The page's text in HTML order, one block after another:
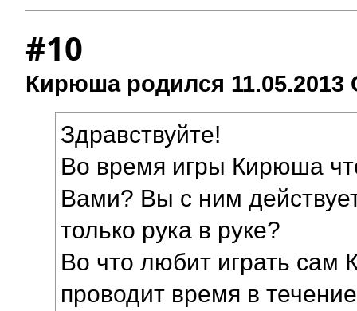
#10
Кирюша родился 11.05.2013
Здравствуйте!
Во время игры Кирюша
Вами? Вы с ним
только рука в руке?
Во что любит играть сам
проводит время в